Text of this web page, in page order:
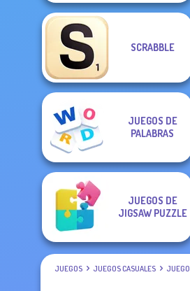
SCRABBLE
JUEGOS DE
PALABRAS
JUEGOS DE
JIGSAW PUZZLE
JUEGOS JUEGOS CASUALES